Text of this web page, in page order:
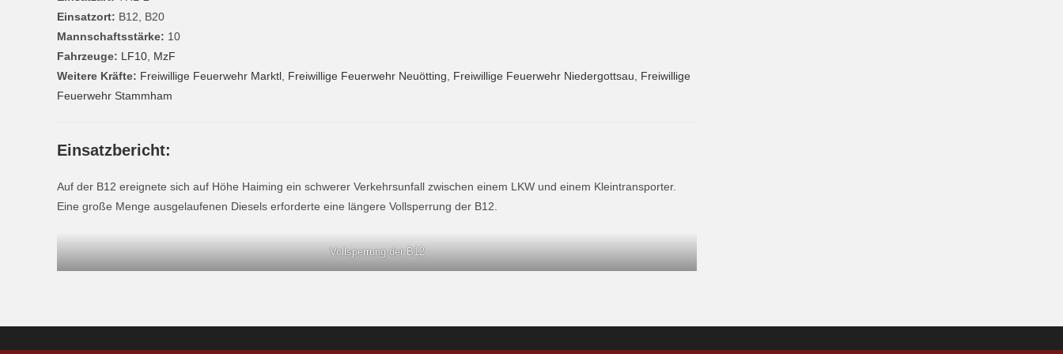
Einsatzort: B12, B20
Mannschaftsstärke: 10
Fahrzeuge: LF10 MzF
Weitere Kräfte: Freiwillige Feuerwehr Marktl Freiwillige Feuerwehr Neuötting Freiwillige Feuerwehr Niedergottsau
Freiwillige
Feuerwehr Stammham
Einsatzbericht:
Auf der B12 ereignete sich auf Höhe Haiming ein schwerer Verkehrsunfall zwischen einem LKW und einem Kleintransporter.
Eine große Menge ausgelaufenen Diesels erforderte eine längere Vollsperrung der B12.
Vollsperrung der B12